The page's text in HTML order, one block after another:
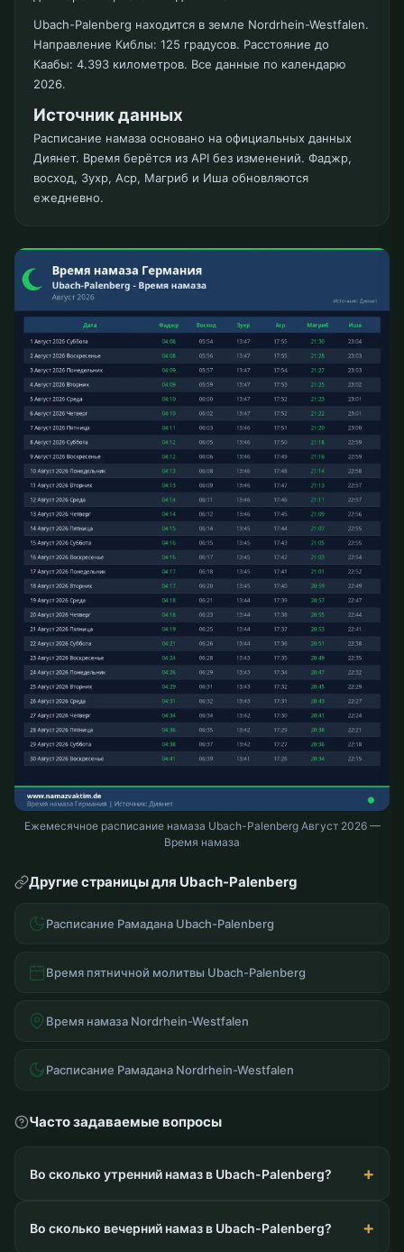
Ubach-Palenberg находится в земле Nordrhein-Westfalen.
Направление Киблы: 125 градусов. Расстояние до
Каабы: 4.393 километров. Все данные по календарю
2026.
Источник данных
Расписание намаза основано на официальных данных
Диянет. Время берётся из API без изменений. Фаджр,
восход, Зухр, Аср, Магриб и Иша обновляются
ежедневно.
Ежемесячное расписание намаза Ubach-Palenberg Август 2026 —
Время намаза
Другие страницы для Ubach-Palenberg
Расписание Рамадана Ubach-Palenberg
Время пятничной молитвы Ubach-Palenberg
Время намаза Nordrhein-Westfalen
Расписание Рамадана Nordrhein-Westfalen
Часто задаваемые вопросы
Во сколько утренний намаз в Ubach-Palenberg?
Во сколько вечерний намаз в Ubach-Palenberg?